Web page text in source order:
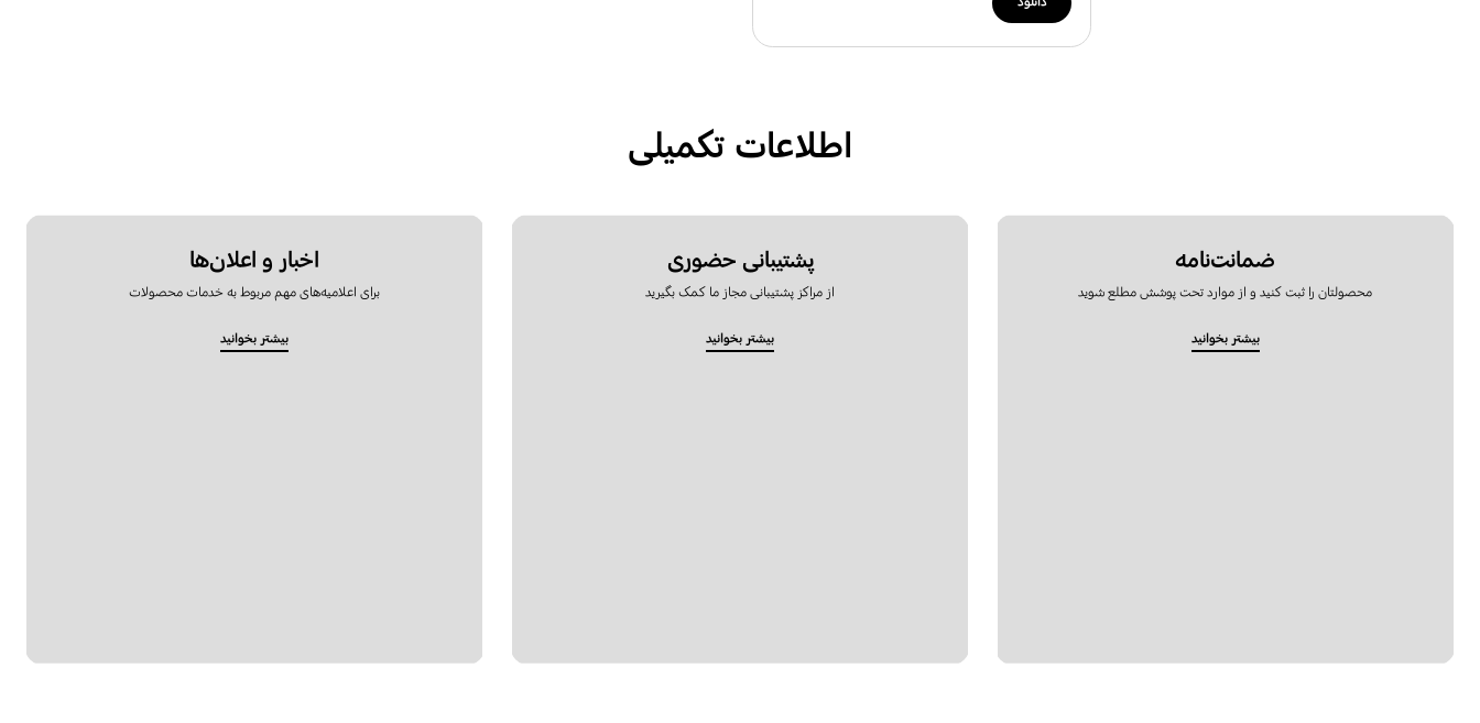
اطلاعات تکمیلی
ضمانت‌نامه
محصولتان را ثبت کنید و از موارد تحت پوشش مطلع شوید
بیشتر بخوانید
پشتیبانی حضوری
از مراکز پشتیبانی مجاز ما کمک بگیرید
بیشتر بخوانید
اخبار و اعلان‌ها
برای اعلامیه‌های مهم مربوط به خدمات محصولات
بیشتر بخوانید